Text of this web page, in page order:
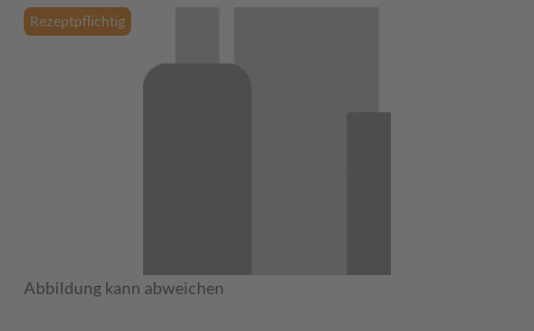
Rezeptpflichtig
Abbildung kann abweichen